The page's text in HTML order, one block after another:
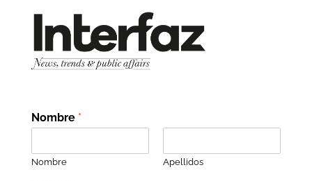
Nombre *
Nombre Apellidos